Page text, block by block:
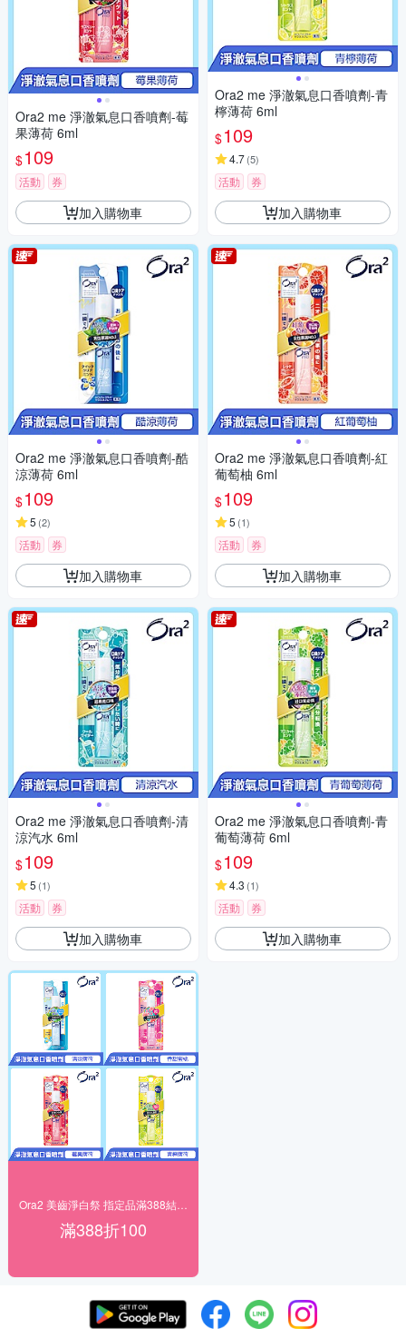
Ora2 me 淨澈氣息口香噴劑-莓
果薄荷 6ml
$109
活動 券
加入購物車
Ora2 me 淨澈氣息口香噴劑-酷
涼薄荷 6ml
$109
5 (2)
活動 券
加入購物車
Ora2 me 淨澈氣息口香噴劑-清
涼汽水 6ml
$109
5 (1)
活動 券
加入購物車
滿388折100
Ora2 me 淨澈氣息口香噴劑-青
檸薄荷 6ml
$109
4.7(5)
活動 券
加入購物車
Ora2 me 淨澈氣息口香噴劑-紅
葡萄柚 6ml
$109
5 (1)
活動 券
加入購物車
Ora2 me 淨澈氣息口香噴劑-青
葡萄薄荷 6ml
$109
4.3 (1)
活動 券
加入購物車